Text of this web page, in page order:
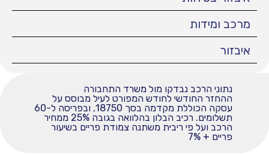
מרכב ומידות
איבזור
נתוני הרכב נבדקו מול משרד התחבורה
ההחזר החודשי לחודש המפורט לעיל מבוסס על
עסקה הכוללת מקדמה בסך 18750, ובפריסה ל-60
תשלומים. רכיב הבלון בהלוואה בגובה 25% ממחיר
הרכב ועל פי ריבית משתנה צמודת פריים בשיעור
פריים + 7%